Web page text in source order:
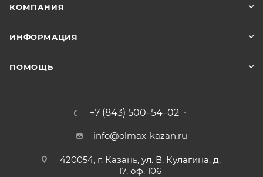
КОМПАНИЯ
ИНФОРМАЦИЯ
ПОМОЩЬ
+7 (843) 500–54–02
info@olmax-kazan.ru
420054, г. Казань, ул. В. Кулагина, д.
17, оф. 106